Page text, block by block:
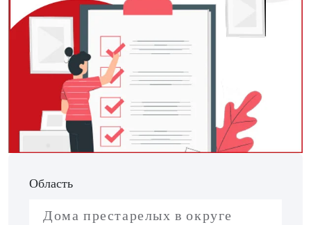
Область
Дома престарелых в округе